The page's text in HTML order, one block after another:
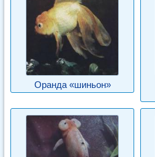
Оранда «шиньон»